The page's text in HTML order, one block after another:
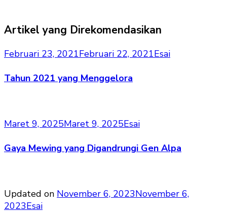
Artikel yang Direkomendasikan
Februari 23, 2021Februari 22, 2021Esai
Tahun 2021 yang Menggelora
Maret 9, 2025Maret 9, 2025Esai
Gaya Mewing yang Digandrungi Gen Alpa
Updated on November 6, 2023November 6,
2023Esai